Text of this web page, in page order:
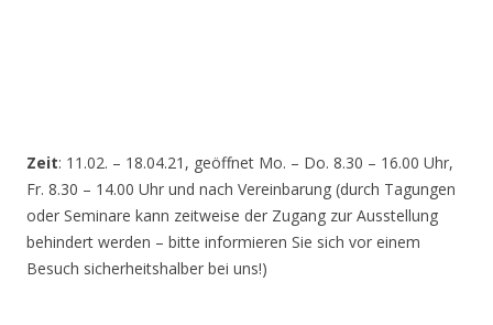
Zeit: 11.02. – 18.04.21, geöffnet Mo. – Do. 8.30 – 16.00 Uhr,
Fr. 8.30 – 14.00 Uhr und nach Vereinbarung (durch Tagungen
oder Seminare kann zeitweise der Zugang zur Ausstellung
behindert werden – bitte informieren Sie sich vor einem
Besuch sicherheitshalber bei uns!)